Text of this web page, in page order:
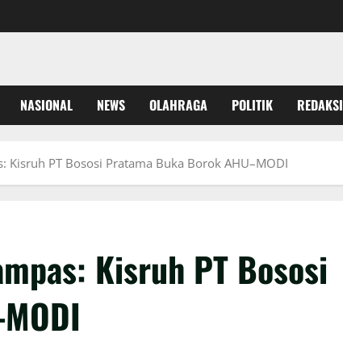
NASIONAL NEWS OLAHRAGA POLITIK REDAKSI
Kisruh PT Bososi Pratama Buka Borok AHU–MODI
Kisruh PT Bososi